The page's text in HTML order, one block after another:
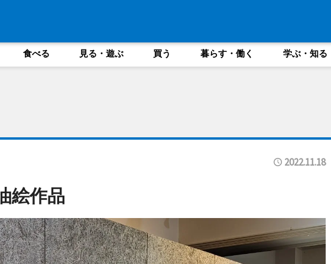
食べる 見る・遊ぶ 買う 暮らす・働く 学ぶ・知る
2022.11.18
絵作品